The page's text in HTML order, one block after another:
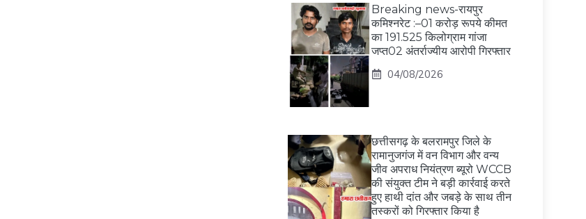
Breaking news-रायपुर
कमिश्नरेट :–01 करोड़ रूपये कीमत
का 191.525 किलोग्राम गांजा
जप्त02 अंतर्राज्यीय आरोपी गिरफ्तार
04/08/2026
छत्तीसगढ़ के बलरामपुर जिले के
रामानुजगंज में वन विभाग और वन्य
जीव अपराध नियंत्रण ब्यूरो WCCB
की संयुक्त टीम ने बड़ी कार्रवाई करते
हुए हाथी दांत और जबड़े के साथ तीन
तस्करों को गिरफ्तार किया है